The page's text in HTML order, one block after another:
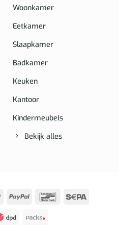
Woonkamer
Eetkamer
Slaapkamer
Badkamer
Keuken
Kantoor
Kindermeubels
Bekijk alles
Apple
PayPal Bancontact